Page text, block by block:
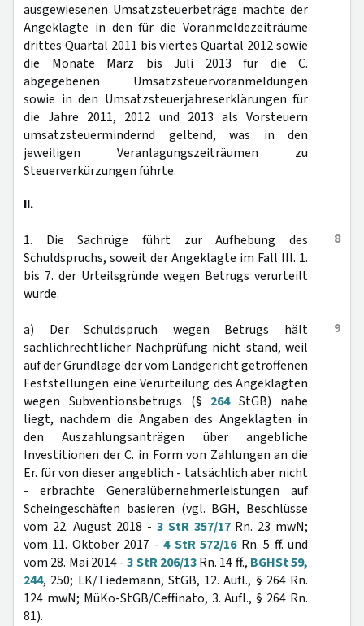
ausgewiesenen Umsatzsteuerbeträge machte der
Angeklagte in den für die Voranmeldezeiträume
drittes Quartal 2011 bis viertes Quartal 2012 sowie
die Monate März bis Juli 2013 für die C.
abgegebenen Umsatzsteuervoranmeldungen
sowie in den Umsatzsteuerjahreserklärungen für
die Jahre 2011, 2012 und 2013 als Vorsteuern
umsatzsteuermindernd geltend, was in den
jeweiligen Veranlagungszeiträumen zu
Steuerverkürzungen führte.
II.
8
1. Die Sachrüge führt zur Aufhebung des
Schuldspruchs, soweit der Angeklagte im Fall III. 1.
bis 7. der Urteilsgründe wegen Betrugs verurteilt
wurde.
9
a) Der Schuldspruch wegen Betrugs hält
sachlichrechtlicher Nachprüfung nicht stand, weil
auf der Grundlage der vom Landgericht getroffenen
Feststellungen eine Verurteilung des Angeklagten
wegen Subventionsbetrugs (§ 264StGB) nahe
liegt, nachdem die Angaben des Angeklagten in
den Auszahlungsanträgen über angebliche
Investitionen der C. in Form von Zahlungen an die
Er. für von dieser angeblich - tatsächlich aber nicht
- erbrachte Generalübernehmerleistungen auf
Scheingeschäften basieren (vgl. BGH, Beschlüsse
vom 22. August 2018 - 3 StR 357/17Rn. 23 mwN;
vom 11. Oktober 2017 -4 StR 572/16Rn. 5 ff. und
vom 28. Mai 2014 -3 StR 206/13Rn. 14 ff., BGHSt 59,
244, 250; LK/Tiedemann, StGB, 12. Aufl., § 264 Rn.
124 mwN; MüKo-StGB/Ceffinato, 3. Aufl., § 264 Rn.
81).